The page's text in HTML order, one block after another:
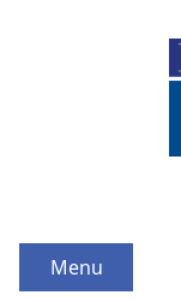
Menu